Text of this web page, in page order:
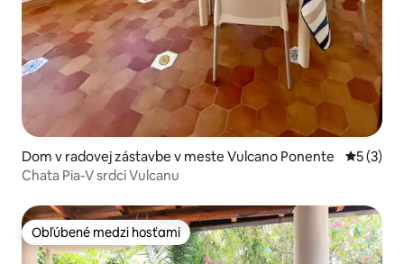
Dom v radovej zástavbe v meste Vulcano Ponente
5 (3)
Chata Pia-V srdci Vulcanu
Obľúbené medzi hosťami
Obľúbené medzi hosťami